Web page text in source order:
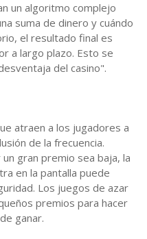
un algoritmo complejo
suma de dinero y cuándo
el resultado final es
a largo plazo. Esto se
del casino".
atraen a los jugadores a
de la frecuencia.
gran premio sea baja, la
en la pantalla puede
Los juegos de azar
premios para hacer
ganar.